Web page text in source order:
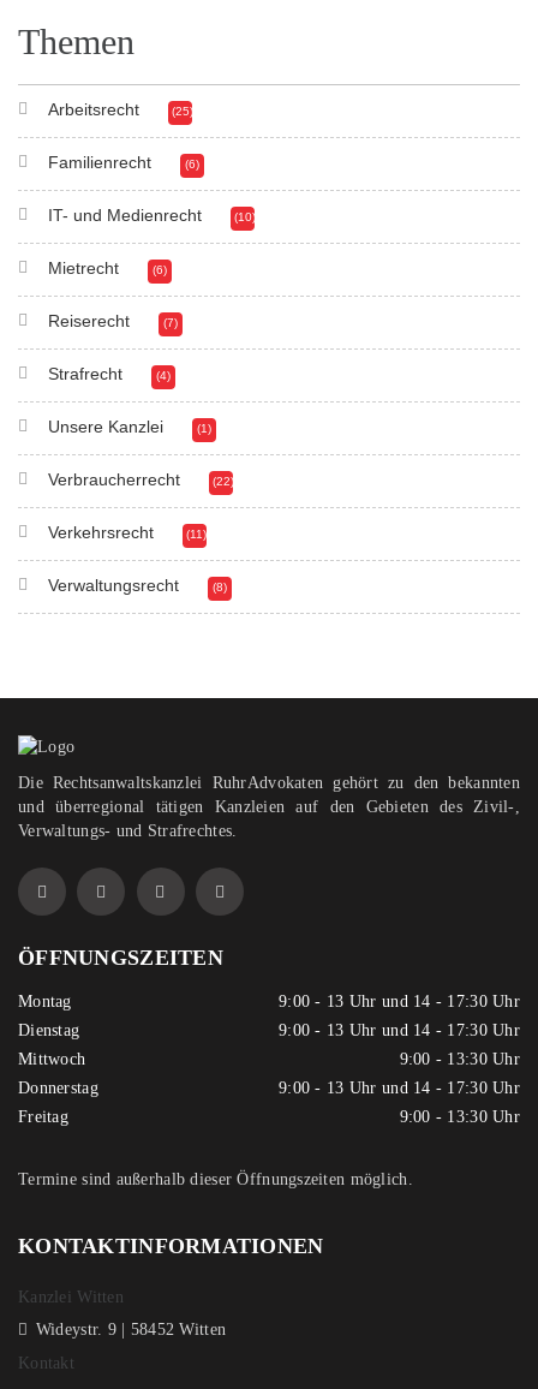
Themen
Arbeitsrecht (25)
Familienrecht (6)
IT- und Medienrecht (10)
Mietrecht (6)
Reiserecht (7)
Strafrecht (4)
Unsere Kanzlei (1)
Verbraucherrecht (22)
Verkehrsrecht (11)
Verwaltungsrecht (8)
Die Rechtsanwaltskanzlei RuhrAdvokaten gehört zu den bekannten
und überregional tätigen Kanzleien auf den Gebieten des Zivil-,
Verwaltungs- und Strafrechtes.
ÖFFNUNGSZEITEN
Montag
9:00 - 13 Uhr und 14 - 17:30 Uhr
Dienstag
9:00 - 13 Uhr und 14 - 17:30 Uhr
Mittwoch
9:00 - 13:30 Uhr
Donnerstag
9:00 - 13 Uhr und 14 - 17:30 Uhr
Freitag
9:00 - 13:30 Uhr
Termine sind außerhalb dieser Öffnungszeiten möglich.
KONTAKTINFORMATIONEN
Kanzlei Witten
Wideystr. 9 | 58452 Witten
Kontakt